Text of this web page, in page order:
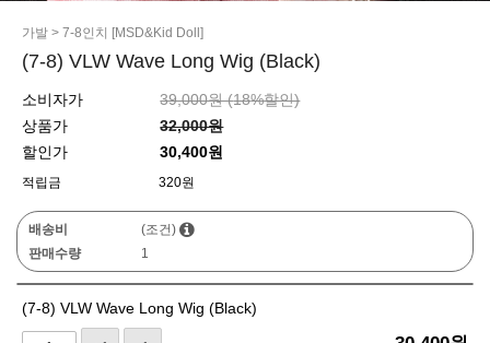
가발 > 7-8인치 [MSD&Kid Doll]
(7-8) VLW Wave Long Wig (Black)
소비자가 39,000원 (18%할인)
상품가
32,000원
할인가
30,400원
적립금 320원
배송비
(조건)
판매수량
1
(7-8) VLW Wave Long Wig (Black)